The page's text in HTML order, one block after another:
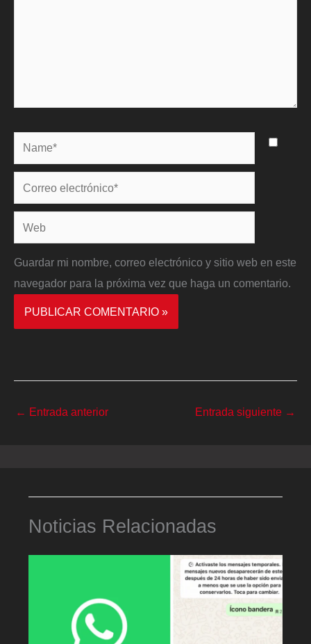
Name*
Correo
electrónico*
Web
Guardar mi nombre, correo electrónico y sitio web en este
navegador para la próxima vez que haga un comentario.
← Entrada anterior Entrada siguiente →
Noticias Relacionadas